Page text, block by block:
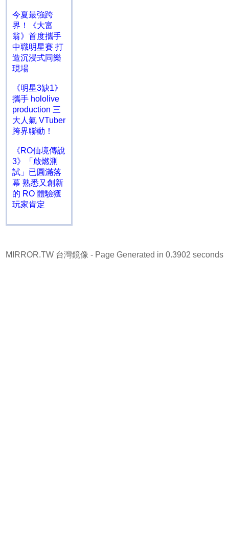
今夏最強跨
界！《大富
翁》首度攜手
中職明星賽 打
造沉浸式同樂
現場
《明星3缺1》
攜手 hololive
production 三
大人氣 VTuber
跨界聯動！
《RO仙境傳說
3》「啟燃測
試」已圓滿落
幕 熟悉又創新
的 RO 體驗獲
玩家肯定
MIRROR.TW 台灣鏡像 - Page Generated in 0.3902 seconds